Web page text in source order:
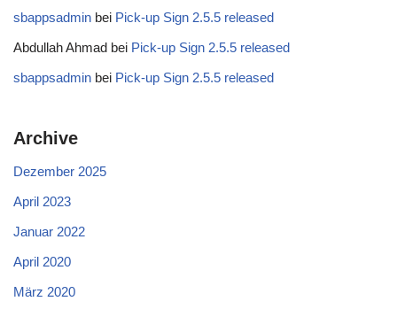
sbappsadmin bei Pick-up Sign 2.5.5 released
Abdullah Ahmad bei Pick-up Sign 2.5.5 released
sbappsadmin bei Pick-up Sign 2.5.5 released
Archive
Dezember 2025
April 2023
Januar 2022
April 2020
März 2020